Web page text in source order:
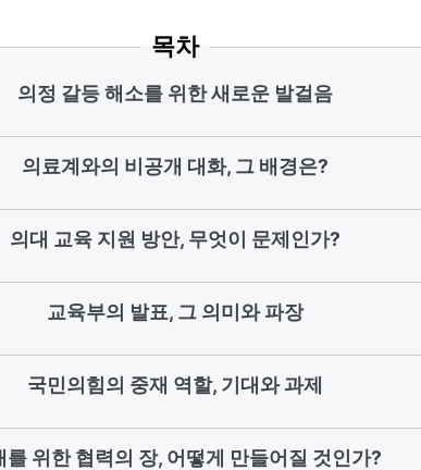
목차
의정 갈등 해소를 위한 새로운 발걸음
의료계와의 비공개 대화, 그 배경은?
의대 교육 지원 방안, 무엇이 문제인가?
교육부의 발표, 그 의미와 파장
국민의힘의 중재 역할, 기대와 과제
를 위한 협력의 장, 어떻게 만들어질 것인가?